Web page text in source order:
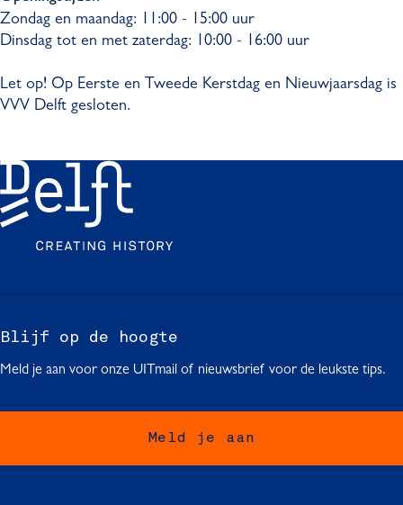
Zondag en maandag: 11:00 - 15:00 uur
Dinsdag tot en met zaterdag: 10:00 - 16:00 uur
Let op! Op Eerste en Tweede Kerstdag en Nieuwjaarsdag is
VVV Delft gesloten.
Blijf op de hoogte
Meld je aan voor onze UITmail of nieuwsbrief voor de leukste tips.
Meld je aan